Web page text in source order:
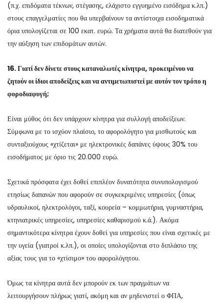
(π.χ. επιδόματα τέκνων, στέγασης, ελάχιστο εγγυημένο εισόδημα κ.λπ.)
στους επαγγελματίες που θα υπερβαίνουν τα αντίστοιχα εισοδηματικά
όρια υπολογίζεται σε 100 εκατ. ευρώ. Τα χρήματα αυτά θα διατεθούν για
την αύξηση των επιδομάτων αυτών.
16. Γιατί δεν δίνετε στους καταναλωτές κίνητρα, προκειμένου να
ζητούν οι ίδιοι αποδείξεις και να αντιμετωπιστεί με αυτόν τον τρόπο η
φοροδιαφυγή;
Είναι μύθος ότι δεν υπάρχουν κίνητρα για συλλογή αποδείξεων.
Σύμφωνα με το ισχύον πλαίσιο, το αφορολόγητο για μισθωτούς και
συνταξιούχους «χτίζεται» με ηλεκτρονικές δαπάνες ύψους 30% του
εισοδήματος με όριο τις 20.000 ευρώ.
Σχετικά πρόσφατα έχει δοθεί επιπλέον δυνατότητα συνυπολογισμού
ετησίως δαπανών που αφορούν σε συγκεκριμένες υπηρεσίες (όπως
υδραυλικοί, ηλεκτρολόγοι, ταξί, κουρεία – κομμωτήρια, γυμναστήρια,
κτηνιατρικές υπηρεσίες, υπηρεσίες καθαρισμού κ.ά.). Ακόμα
σημαντικότερα κίνητρα έχουν δοθεί για υπηρεσίες που είναι σχετικές με
την υγεία (γιατροί κ.λπ.), οι οποίες υπολογίζονται στο διπλάσιο της
αξίας τους για το «χτίσιμο» του αφορολόγητου.
Όμως τα κίνητρα αυτά δεν μπορούν εκ των πραγμάτων να
λειτουργήσουν πλήρως γιατί, ακόμη και αν μηδενιστεί ο ΦΠΑ,